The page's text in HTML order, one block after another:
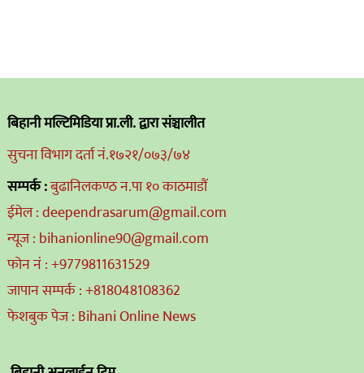
बिहानी मल्टिमिडिया प्रा.ली. द्वारा संञ्चालीत
सुचना विभाग दर्ता नं.१७२१/०७३/७४
सम्पर्क :बुढानिलकण्ठ न.पा १० काठमाडौं
ईमेल : deependrasarum@gmail.com
न्यूज : bihanionline90@gmail.com
फोन नं : +9779811631529
जापान सम्पर्क : +818048108362
फेशबुक पेज : Bihani Online News